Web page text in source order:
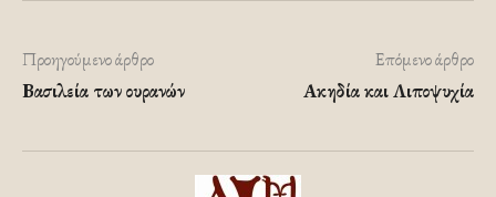
Προηγούμενο άρθρο
Βασιλεία των ουρανών
Επόμενο άρθρο
Ακηδία και Λιποψυχία